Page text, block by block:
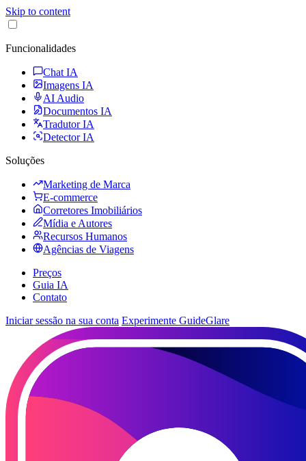
Skip to content
Funcionalidades
Chat IA
Imagens IA
AI Audio
Documentos IA
Tradutor IA
Detector IA
Soluções
Marketing de Marca
E-commerce
Corretores Imobiliários
Mídia e Autores
Recursos Humanos
Agências de Viagens
Preços
Guia IA
Contato
Iniciar sessão na sua conta Experimente GuideGlare